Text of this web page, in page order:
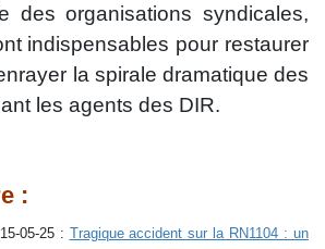
des organisations syndicales,
indispensables pour restaurer
la spirale dramatique des
les agents des DIR.
:
05-25 : Tragique accident sur la RN1104 : un